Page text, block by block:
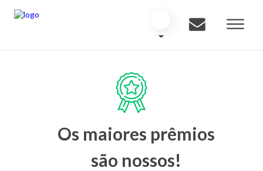
Os maiores prêmios
são nossos!